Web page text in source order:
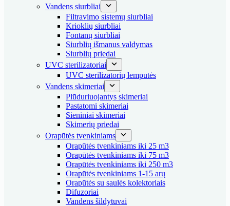
Vandens siurbliai
Filtravimo sistemų siurbliai
Krioklių siurbliai
Fontanų siurbliai
Siurblių išmanus valdymas
Siurblių priedai
UVC sterilizatoriai
UVC sterilizatorių lemputės
Vandens skimeriai
Plūduriuojantys skimeriai
Pastatomi skimeriai
Sieniniai skimeriai
Skimerių priedai
Orapūtės tvenkiniams
Orapūtės tvenkiniams iki 25 m3
Orapūtės tvenkiniams iki 75 m3
Orapūtės tvenkiniams iki 250 m3
Orapūtės tvenkiniams 1-15 arų
Orapūtės su saulės kolektoriais
Difuzoriai
Vandens šildytuvai